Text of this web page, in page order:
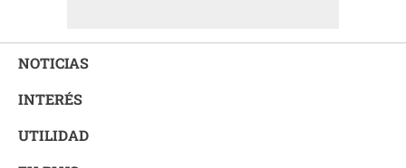
NOTICIAS
INTERÉS
UTILIDAD